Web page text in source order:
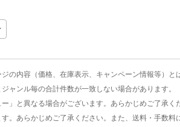
内容（価格、在庫表示、キャンペーン情報等）と
ャンル毎の合計件数が一致しない場合があります。
と異なる場合がございます。あらかじめご了承く
あらかじめご了承ください。また、送料・手数料